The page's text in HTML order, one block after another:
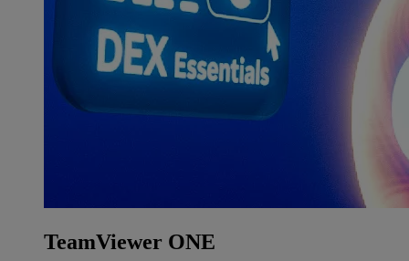
TeamViewer ONE